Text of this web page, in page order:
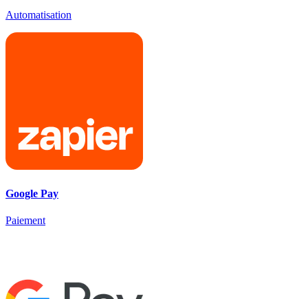
Automatisation
Google Pay
Paiement